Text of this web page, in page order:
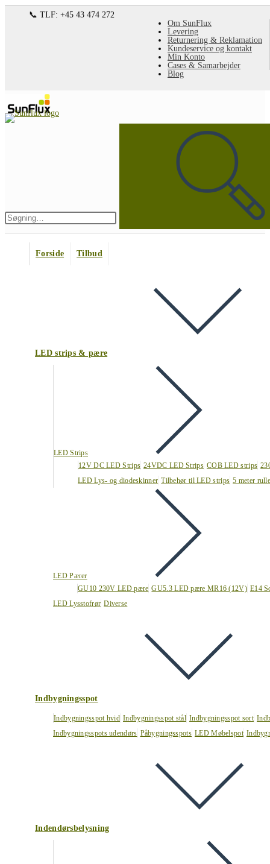
Om SunFlux
Levering
Returnering & Reklamation
Kundeservice og kontakt
Min Konto
Cases & Samarbejder
Blog
📞 TLF: +45 43 474 272
Forside
Tilbud
LED strips & pære
LED Strips
12V DC LED Strips 24VDC LED Strips COB LED strips
LED Lys- og diodeskinner Tilbehør til LED strips 5 meter
LED Pærer
GU10 230V LED pære GU5.3 LED pære MR16 (12V) E14
LED Lysstofrør Diverse
Indbygningsspot
Indbygningsspot hvid Indbygningsspot stål Indbygningsspot sort
Indbygningsspots udendørs Påbygningsspots LED Møbelspot
Indendørsbelysning